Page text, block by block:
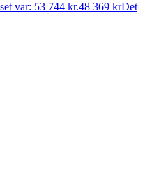
var: 53 744 kr.48 369 krDet